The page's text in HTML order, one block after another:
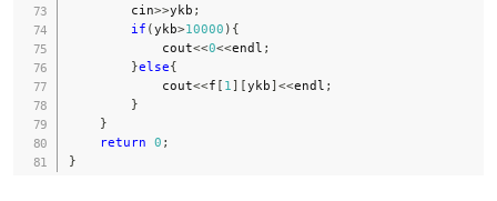
        cin
>>ykb ;
if (ykb>10000 ) {
            cout
<<0<<endl ;
}else{
            cout
<<f [ 1 ] [ykb]<<endl ;
}
}
return 0 ;
}